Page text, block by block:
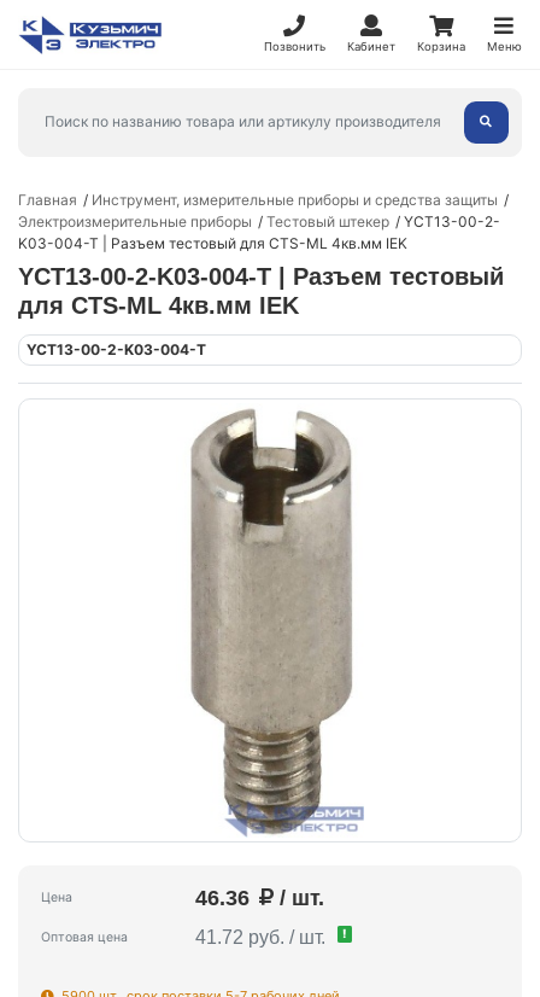
Позвонить Кабинет Корзина Меню
Главная
Инструмент, измерительные приборы и средства защиты
Электроизмерительные приборы
Тестовый штекер
YCT13-00-2-
K03-004-T | Разъем тестовый для CTS-ML 4кв.мм IEK
YCT13-00-2-K03-004-T | Разъем тестовый
для CTS-ML 4кв.мм IEK
YCT13-00-2-K03-004-T
Цена 46.36 / шт.
Оптовая цена 41.72 руб. / шт. !